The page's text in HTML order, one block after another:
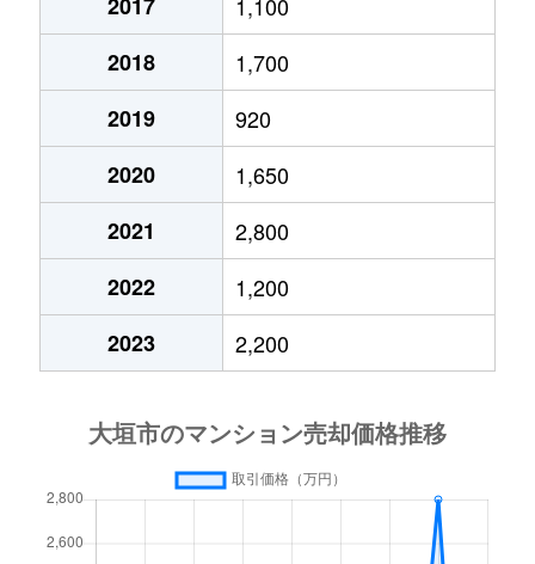
2018
1,700
2019
920
2020
1,650
2021
2,800
2022
1,200
2023
2,200